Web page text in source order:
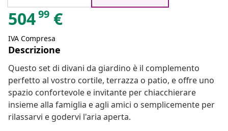
50499 €
IVA Compresa
Descrizione
Questo set di divani da giardino è il complemento
perfetto al vostro cortile, terrazza o patio, e offre uno
spazio confortevole e invitante per chiacchierare
insieme alla famiglia e agli amici o semplicemente per
rilassarvi e godervi l'aria aperta.